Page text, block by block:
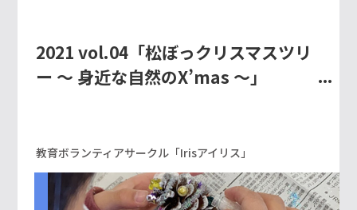
2021 vol.04「松ぼっクリスマスツリ
ー ～ 身近な自然のX’mas ～」
教育ボランティアサークル「Irisアイリス」